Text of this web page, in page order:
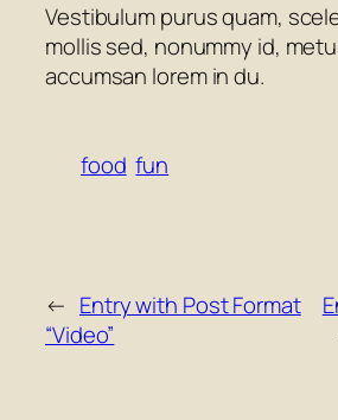
Vestibulum purus quam,
mollis sed, nonummy id,
accumsan lorem in du.
food fun
← Entry with Post Format
“Video”